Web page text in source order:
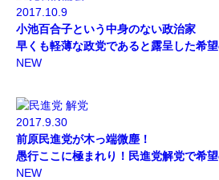
2017.10.9
小池百合子という中身のない政治家
早くも軽薄な政党であると露呈した希望
NEW
2017.9.30
前原民進党が木っ端微塵！
愚行ここに極まれり！民進党解党で希
NEW